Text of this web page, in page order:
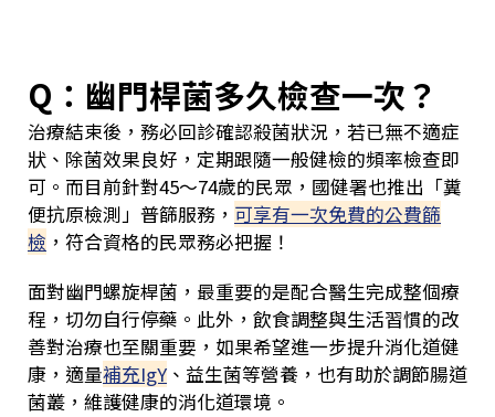
Q：幽門桿菌多久檢查一次？
治療結束後，務必回診確認殺菌狀況，若已無不適症
狀、除菌效果良好，定期跟隨一般健檢的頻率檢查即
可。而目前針對45～74歲的民眾，國健署也推出「糞
便抗原檢測」普篩服務， 可享有一次免費的公費篩
檢 ，符合資格的民眾務必把握！
面對幽門螺旋桿菌，最重要的是配合醫生完成整個療
程，切勿自行停藥。此外，飲食調整與生活習慣的改
善對治療也至關重要，如果希望進一步提升消化道健
康，適量補充IgY 、益生菌等營養，也有助於調節腸道
菌叢，維護健康的消化道環境。